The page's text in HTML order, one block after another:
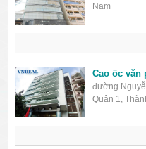
Nam
Cao ốc văn
đường
Quận 1,